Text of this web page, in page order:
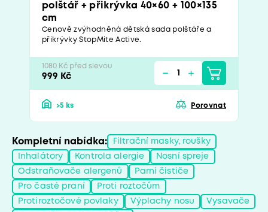
polštář + přikrývka 40×60 + 100×135
cm
Cenově zvýhodněná dětská sada polštáře a
přikrývky StopMite Active.
1080 Kč před slevou
999 Kč
>5 ks Porovnat
Kompletní nabídka: Filtrační masky, roušky
Inhalátory Kontrola alergie Nosní spreje
Odstraňovače alergenů Parní čističe
Pro časté praní Proti roztočům
Protiroztočové povlaky Výplachy nosu Vysavače